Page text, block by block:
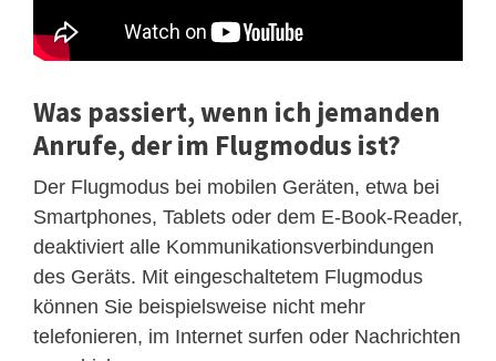
Was passiert, wenn ich jemanden
Anrufe, der im Flugmodus ist?
Der Flugmodus bei mobilen Geräten, etwa bei
Smartphones, Tablets oder dem E-Book-Reader,
deaktiviert alle Kommunikationsverbindungen
des Geräts. Mit eingeschaltetem Flugmodus
können Sie beispielsweise nicht mehr
telefonieren, im Internet surfen oder Nachrichten